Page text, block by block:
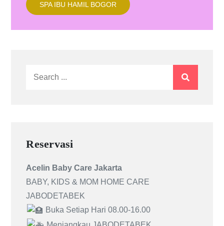
SPA IBU HAMIL BOGOR
Reservasi
Acelin Baby Care Jakarta
BABY, KIDS & MOM HOME CARE
JABODETABEK
Buka Setiap Hari 08.00-16.00